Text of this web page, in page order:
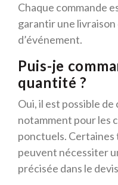
Chaque commande
garantir une
d’événement.
Puis-je
quantité ?
Oui, il est possible
notamment pour les
ponctuels. Certaines
peuvent nécessiter
précisée dans le